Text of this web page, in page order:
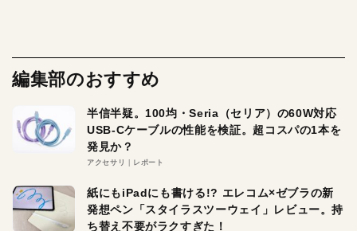
編集部のおすすめ
半信半疑。100均・Seria（セリア）の60W対応
USB-Cケーブルの性能を検証。超コスパの1本を
発見か？
アクセサリ レポート
紙にもiPadにも書ける!? エレコム×ゼブラの新
発想ペン「スタイラスツーウェイ」レビュー。持
ち替え不要がラクすぎた！